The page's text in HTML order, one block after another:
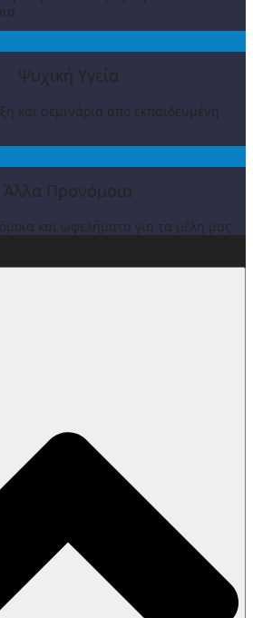
Ψυχική Υγεία
και σεμινάρια από εκπαιδευμένη
Άλλα Προνόμοια
και ωφελήματα για τα μέλη μας